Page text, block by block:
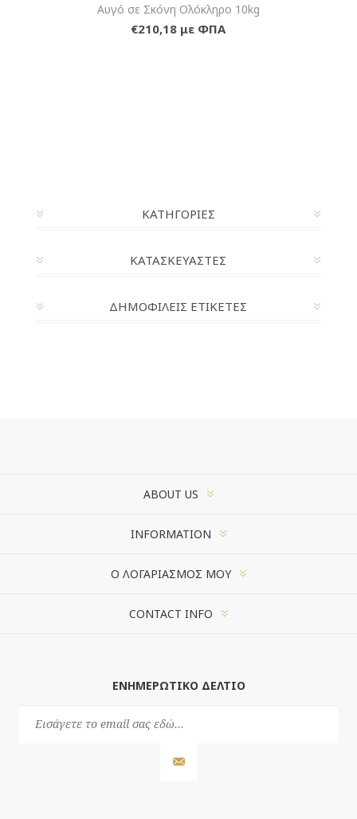
Αυγό σε Σκόνη Ολόκληρο 10kg
€210,18 με ΦΠΑ
ΚΑΤΗΓΟΡΊΕΣ
ΚΑΤΑΣΚΕΥΑΣΤΈΣ
ΔΗΜΟΦΙΛΕΙΣ ΕΤΙΚΕΤΕΣ
ABOUT US
INFORMATION
Ο ΛΟΓΑΡΙΑΣΜΌΣ ΜΟΥ
CONTACT INFO
ΕΝΗΜΕΡΩΤΙΚΌ ΔΕΛΤΊΟ